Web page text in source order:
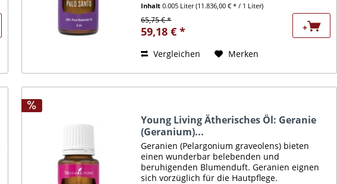
bekannt und wird...
Inhalt0.005 Liter(11.836,00 € * / 1 Liter)
65,75 € *
59,18 € * +
Vergleichen Merken
Young Living Ätherisches Öl: Geranie
(Geranium)...
Geranien (Pelargonium graveolens) bieten
einen wunderbar belebenden und
beruhigenden Blumenduft. Geranien eignen
sich vorzüglich für die Hautpflege.